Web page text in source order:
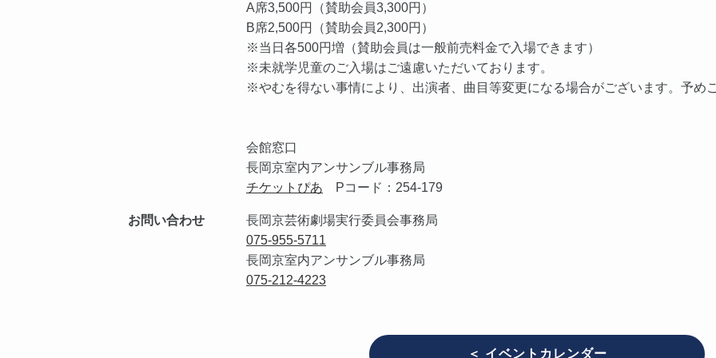
A席3,500円（賛助会員3,300円）
B席2,500円（賛助会員2,300円）
※当日各500円増（賛助会員は一般前売料金で入場できます）
※未就学児童のご入場はご遠慮いただいております。
※やむを得ない事情により、出演者、曲目等変更になる場合がございます。予め
会館窓口
長岡京室内アンサンブル事務局
チケットぴあ Pコード：254-179
お問い合わせ
長岡京芸術劇場実行委員会事務局
075-955-5711
長岡京室内アンサンブル事務局
075-212-4223
＜ イベントカレンダー